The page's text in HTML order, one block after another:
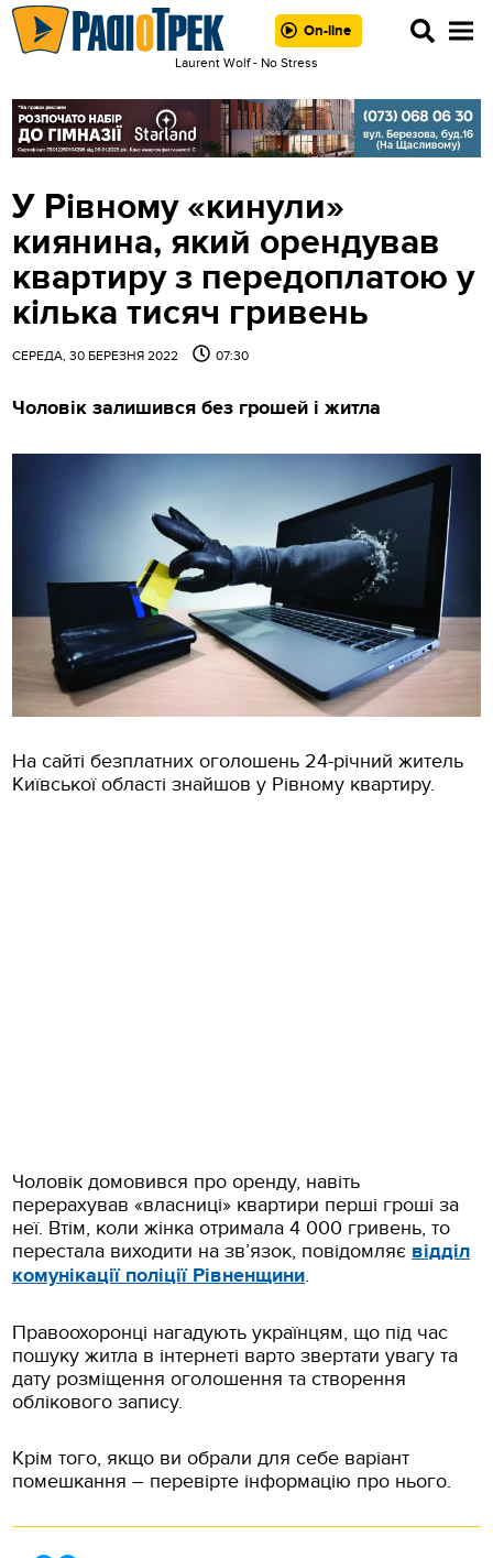
On-line
Laurent Wolf - No Stress
У Рівному «кинули»
киянина, який орендував
квартиру з передоплатою у
кілька тисяч гривень
СЕРЕДА, 30 БЕРЕЗНЯ 2022 07:30
Чоловік залишився без грошей і житла
На сайті безплатних оголошень 24-річний житель
Київської області знайшов у Рівному квартиру.
Чоловік домовився про оренду, навіть
перерахував «власниці» квартири перші гроші за
неї. Втім, коли жінка отримала 4 000 гривень, то
перестала виходити на зв’язок, повідомляє відділ
комунікації поліції Рівненщини.
Правоохоронці нагадують українцям, що під час
пошуку житла в інтернеті варто звертати увагу та
дату розміщення оголошення та створення
облікового запису.
Крім того, якщо ви обрали для себе варіант
помешкання – перевірте інформацію про нього.